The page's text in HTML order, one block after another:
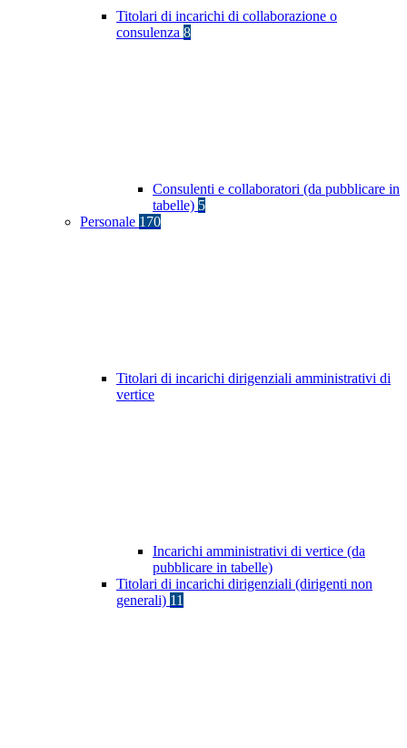
Titolari di incarichi di collaborazione o
consulenza 8
Consulenti e collaboratori (da pubblicare in
tabelle) 5
Personale 170
Titolari di incarichi dirigenziali amministrativi di
vertice
Incarichi amministrativi di vertice (da
pubblicare in tabelle)
Titolari di incarichi dirigenziali (dirigenti non
generali) 11